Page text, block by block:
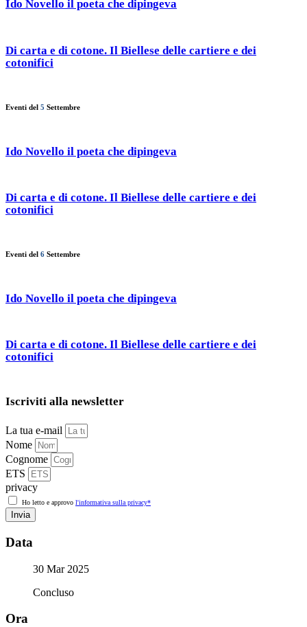
Ido Novello il poeta che dipingeva
Di carta e di cotone. Il Biellese delle cartiere e dei
cotonifici
Eventi del 5 Settembre
Ido Novello il poeta che dipingeva
Di carta e di cotone. Il Biellese delle cartiere e dei
cotonifici
Eventi del 6 Settembre
Ido Novello il poeta che dipingeva
Di carta e di cotone. Il Biellese delle cartiere e dei
cotonifici
Iscriviti alla newsletter
La tua e-mail
Nome
Cognome
ETS
privacy
Ho letto e approvo l'informativa sulla privacy*
Invia
Data
30 Mar 2025
Concluso
Ora